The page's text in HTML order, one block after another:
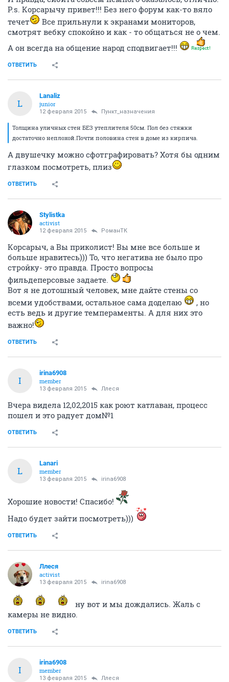
P.s. Корсарычу привет!!! Без него форум как-то вяло
течет
Все прильнули к экранами мониторов,
смотрят вебку спокойно и как - то общаться не о чем.
А он всегда на общение народ сподвигает!!!
ОТВЕТИТЬ
L
Lanaliz
junior
12 февраля 2015 Пункт_назначения
Толщина уличных стен БЕЗ утеплителя 50см. Пол без стяжки
достаточно неплохой.Почти половина стен в доме из кирпича.
А двушечку можно сфотграфировать? Хотя бы одним
глазком посмотреть, плиз
ОТВЕТИТЬ
Stylistka
activist
12 февраля 2015 РоманТК
Корсарыч, а Вы приколист! Вы мне все больше и
больше нравитесь))) То, что негатива не было про
стройку- это правда. Просто вопросы
фильдеперсовые задаете.
Вот я не дотошный человек, мне дайте стены со
всеми удобствами, остальное сама доделаю
, но
есть ведь и другие темпераменты. А для них это
важно!
ОТВЕТИТЬ
I
irina6908
member
13 февраля 2015 Ллеся
Вчера видела 12,02,2015 как роют катлаван, процесс
пошел и это радует дом№1
ОТВЕТИТЬ
L
Lanari
member
13 февраля 2015 irina6908
Хорошие новости! Спасибо!
Надо будет зайти посмотреть)))
ОТВЕТИТЬ
Ллеся
activist
13 февраля 2015 irina6908
ну вот и мы дождались. Жаль с
камеры не видно.
ОТВЕТИТЬ
I
irina6908
member
13 февраля 2015 Ллеся